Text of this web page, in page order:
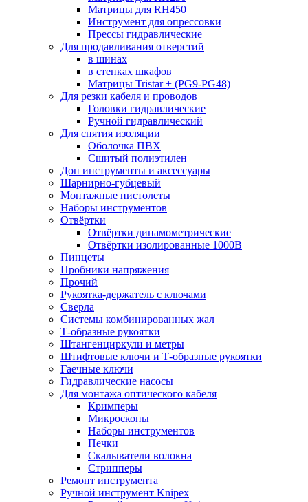
Матрицы для RH450
Инструмент для опрессовки
Прессы гидравлические
Для продавливания отверстий
в шинах
в стенках шкафов
Матрицы Tristar + (PG9-PG48)
Для резки кабеля и проводов
Головки гидравлические
Ручной гидравлический
Для снятия изоляции
Оболочка ПВХ
Сшитый полиэтилен
Доп инструменты и аксессуары
Шарнирно-губцевый
Монтажные пистолеты
Наборы инструментов
Отвёртки
Отвёртки динамометрические
Отвёртки изолированные 1000В
Пинцеты
Пробники напряжения
Прочий
Рукоятка-держатель с ключами
Сверла
Системы комбинированных жал
Т-образные рукоятки
Штангенциркули и метры
Штифтовые ключи и Т-образные рукоятки
Гаечные ключи
Гидравлические насосы
Для монтажа оптического кабеля
Кримперы
Микроскопы
Наборы инструментов
Печки
Скалыватели волокна
Стрипперы
Ремонт инструмента
Ручной инструмент Knipex